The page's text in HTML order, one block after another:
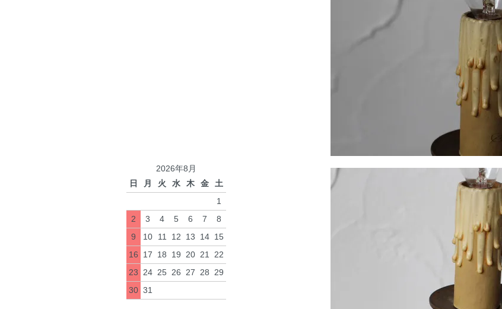
2026年8月
日
月 火 水 木 金
土
1
2
3 4 5 6 7
8
9
10 11 12 13 14 15
16
17 18 19 20 21 22
23 24 25 26 27 28 29
30 31